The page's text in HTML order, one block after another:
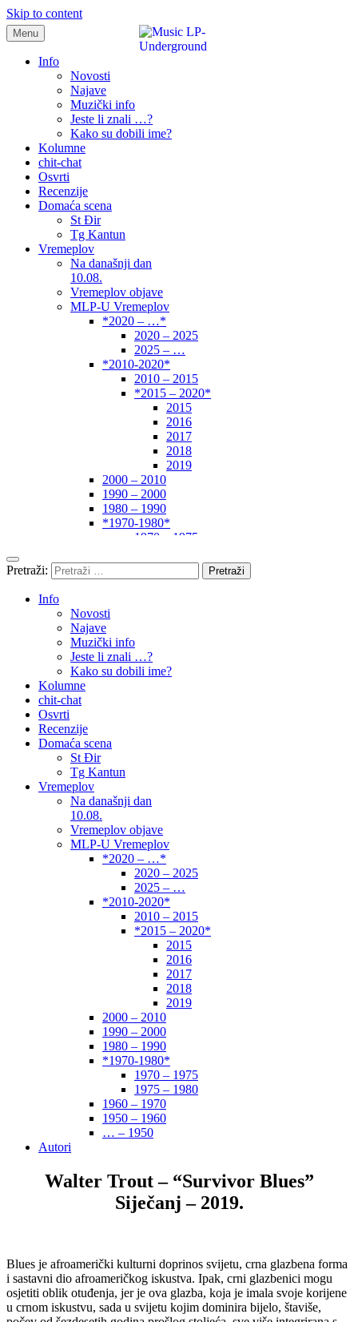
Skip to content
samo muzika i …..
Menu
Info
Novosti
Najave
Muzički info
Jeste li znali …?
Kako su dobili ime?
Kolumne
chit-chat
Osvrti
Recenzije
Domaća scena
St Đir
Tg Kantun
Vremeplov
Na današnji dan
10.08.
Vremeplov objave
MLP-U Vremeplov
*2020 – …*
2020 – 2025
2025 – …
*2010-2020*
2010 – 2015
*2015 – 2020*
2015
2016
2017
2018
2019
2000 – 2010
1990 – 2000
1980 – 1990
*1970-1980*
1970 – 1975
1960 – 1970
1950 – 1960
Autori
Pretraži:
Info
Novosti
Najave
Muzički info
Jeste li znali …?
Kako su dobili ime?
Kolumne
chit-chat
Osvrti
Recenzije
Domaća scena
St Đir
Tg Kantun
Vremeplov
Na današnji dan
10.08.
Vremeplov objave
MLP-U Vremeplov
*2020 – …*
2020 – 2025
2025 – …
*2010-2020*
2010 – 2015
*2015 – 2020*
2015
2016
2017
2018
2019
2000 – 2010
1990 – 2000
1980 – 1990
*1970-1980*
1970 – 1975
1975 – 1980
1960 – 1970
1950 – 1960
… – 1950
Autori
Walter Trout – “Survivor Blues”
Siječanj – 2019.
Blues je afroamerički kulturni doprinos svijetu, crna glazbena forma
i sastavni dio afroameričkog iskustva. Ipak, crni glazbenici mogu
osjetiti oblik otuđenja, jer je ova glazba, koja je imala svoje korijene
u crnom iskustvu, sada u svijetu kojim dominira bijelo, štaviše,